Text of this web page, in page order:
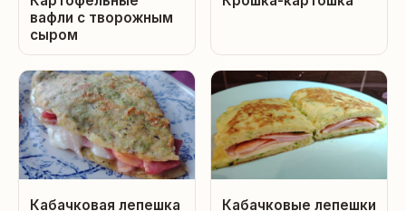
вафли с творожным
сыром
Кабачковая лепешка Кабачковые лепешки